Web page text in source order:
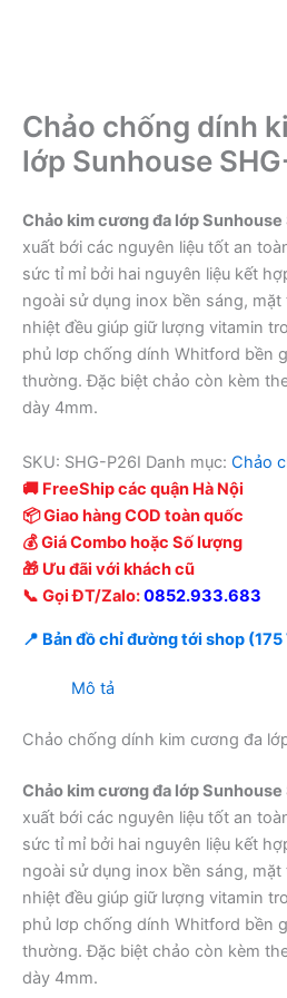
Chảo chống dính
lớp Sunhouse
Chảo kim cương đa lớp Sunhouse
xuất bới các nguyên liệu tốt an
sức tỉ mỉ bởi hai nguyên liệu kết
ngoài sử dụng inox bền sáng,
nhiệt đều giúp giữ lượng vitamin
phủ lơp chống dính Whitford bền
thường. Đặc biệt chảo còn kèm
dày 4mm.
SKU: SHG-P26I Danh mục: Chảo
🚚 FreeShip các quận Hà Nội
📦 Giao hàng COD toàn quốc
💰 Giá Combo hoặc Số lượng
🎁 Ưu đãi với khách cũ
📞 Gọi ĐT/Zalo:0852.933.683
📍 Bản đồ chỉ đường tới shop (175
Mô tả
Chảo chống dính kim cương đa
Chảo kim cương đa lớp Sunhouse
xuất bới các nguyên liệu tốt an
sức tỉ mỉ bởi hai nguyên liệu kết
ngoài sử dụng inox bền sáng,
nhiệt đều giúp giữ lượng vitamin
phủ lơp chống dính Whitford bền
thường. Đặc biệt chảo còn kèm
dày 4mm.